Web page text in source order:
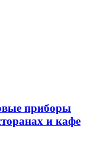
приборы
и кафе